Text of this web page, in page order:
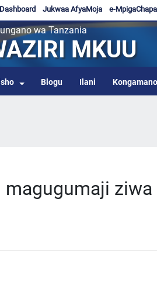
e-MpigaChapa
Jukwaa AfyaMoja
Dashboard
wa Tanzania
MKUU
Blogu Ilani
ziwa